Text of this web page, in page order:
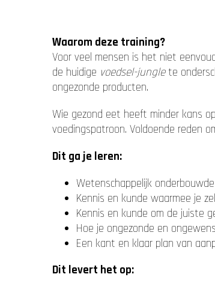
Waarom deze training?
Voor veel mensen is het niet
de huidige voedsel-junglete
ongezonde producten.
Wie gezond eet heeft minder kans
voedingspatroon. Voldoende reden
Dit ga je leren:
Wetenschappelijk
Kennis en kunde waarmee je
Kennis en kunde om de juiste
Hoe je ongezonde en
Een kant en klaar plan van
Dit levert het op: